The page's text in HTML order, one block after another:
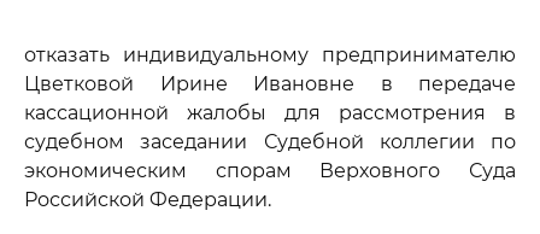
отказать индивидуальному предпринимателю
Цветковой Ирине Ивановне в передаче
кассационной жалобы для рассмотрения в
судебном заседании Судебной коллегии по
экономическим спорам Верховного Суда
Российской Федерации.